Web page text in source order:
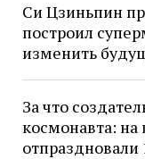
Си Цзиньпин
построил
изменить
За что
космонавта: на